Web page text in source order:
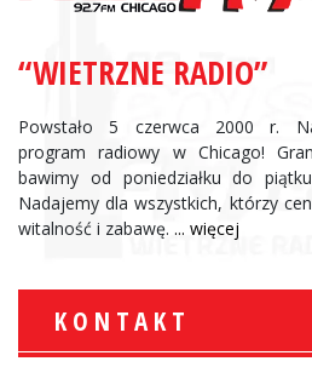
“WIETRZNE RADIO”
Powstało 5 czerwca 2000 r.
program radiowy w Chicago!
bawimy od poniedziałku do
Nadajemy dla wszystkich, którzy
witalność i zabawę. ... więcej
KONTAKT